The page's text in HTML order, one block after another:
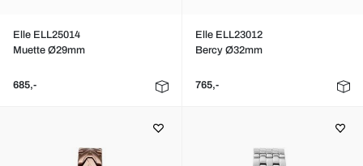
Elle ELL25014
Muette Ø29mm
685,-
Elle ELL23012
Bercy Ø32mm
765,-